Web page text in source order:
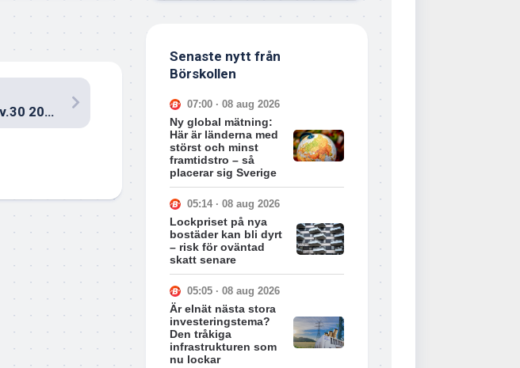
Måndagens köp v.30 2023
Senaste nytt från
Börskollen
07:00 · 08 aug 2026
Ny global mätning:
Här är länderna med
störst och minst
framtidstro – så
placerar sig Sverige
05:14 · 08 aug 2026
Lockpriset på nya
bostäder kan bli dyrt
– risk för oväntad
skatt senare
05:05 · 08 aug 2026
Är elnät nästa stora
investeringstema?
Den tråkiga
infrastrukturen som
nu lockar